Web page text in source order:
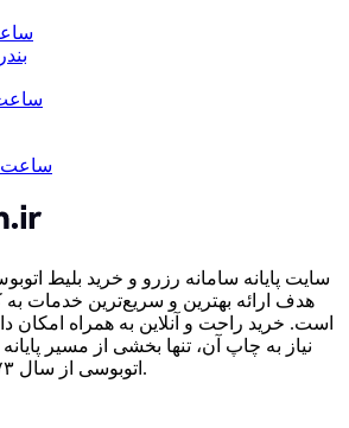
~ 8
~ 6 ساعت و
~ 12 ساعت و 24
سایت پایانه سامانه رزرو و خرید بلیط
هدف ارائه بهترین و سریع‌ترین خدمات به
است. خرید راحت و آنلاین به همراه امکان
نیاز به چاپ آن، تنها بخشی از مسیر
اتوبوسی از سال ۷۳ تا به امروز بوده است.